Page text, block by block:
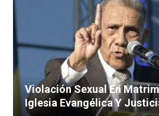
Violación Sexual En
Iglesia Evangélica Y